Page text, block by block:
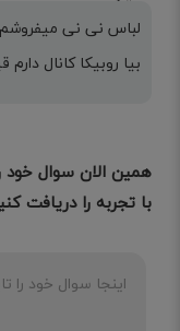
لباس نی نی
بیا روبیکا کانال
با تجربه را دریافت